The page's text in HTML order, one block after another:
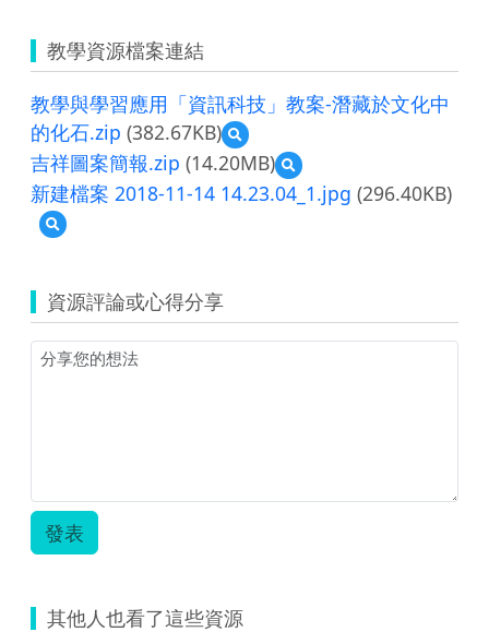
教學資源檔案連結
教學與學習應用「資訊科技」教案-潛藏於文化中
的化石.zip (382.67KB)
預
覽
教
學
「資
訊
文
石.zip
吉祥圖案簡報.zip (14.20MB)
預
覽
吉
新建檔案 2018-11-14 14.23.04_1.jpg (296.40KB)
預
覽
檔
案
2018-
11-
資源評論或心得分享
發表
其他人也看了這些資源